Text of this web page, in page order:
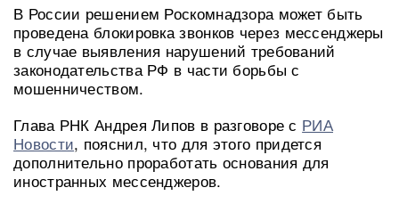
В России решением Роскомнадзора может быть
проведена блокировка звонков через мессенджеры
в случае выявления нарушений требований
законодательства РФ в части борьбы с
мошенничеством.
Глава РНК Андрея Липов в разговоре с РИА
Новости, пояснил, что для этого придется
дополнительно проработать основания для
иностранных мессенджеров.